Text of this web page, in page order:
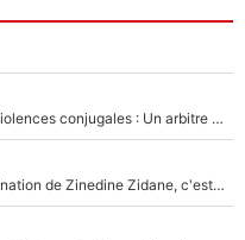
Des terrains de Ligue 1 au tribunal pour violences conjugales : Un arbitre français encourt une peine de 18 mois de prison !
Equipe de France : 10 jours après la nomination de Zinedine Zidane, c'est au tour de son fils de prendre un nouveau départ !